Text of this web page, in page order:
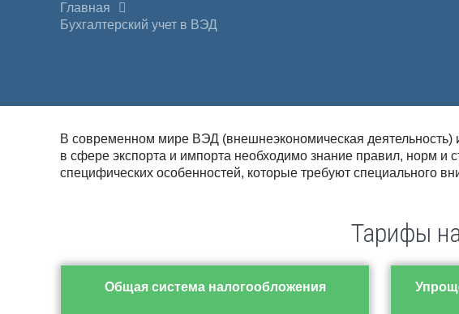
Главная
Бухгалтерский учет в ВЭД
В современном мире ВЭД (внешнеэкономическая
в сфере экспорта и импорта необходимо знание правил, норм и
специфических особенностей, которые требуют специального
Тарифы
Общая система налогообложения